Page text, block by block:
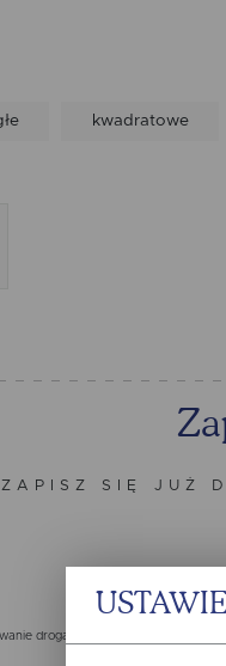
kwadratowe
ZAPISZ SIĘ JUŻ
drogą elektroniczną na